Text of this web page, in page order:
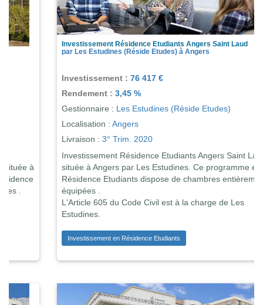
Investissement Résidence Etudiants Angers Saint Laud
par Les Estudines (Réside Etudes) à Angers
Investissement :76 417 €
Rendement :3,45 %
Gestionnaire :Les Estudines (Réside Etudes)
Localisation :Angers
Livraison :3° Trim. 2020
Investissement Résidence Etudiants Angers Saint Laud
située à Angers par Les Estudines. Ce programme en
Résidence Etudiants dispose de chambres entièrement
L'Article 605 du Code Civil est à la charge de Les
Investissement en Résidence Etudiants